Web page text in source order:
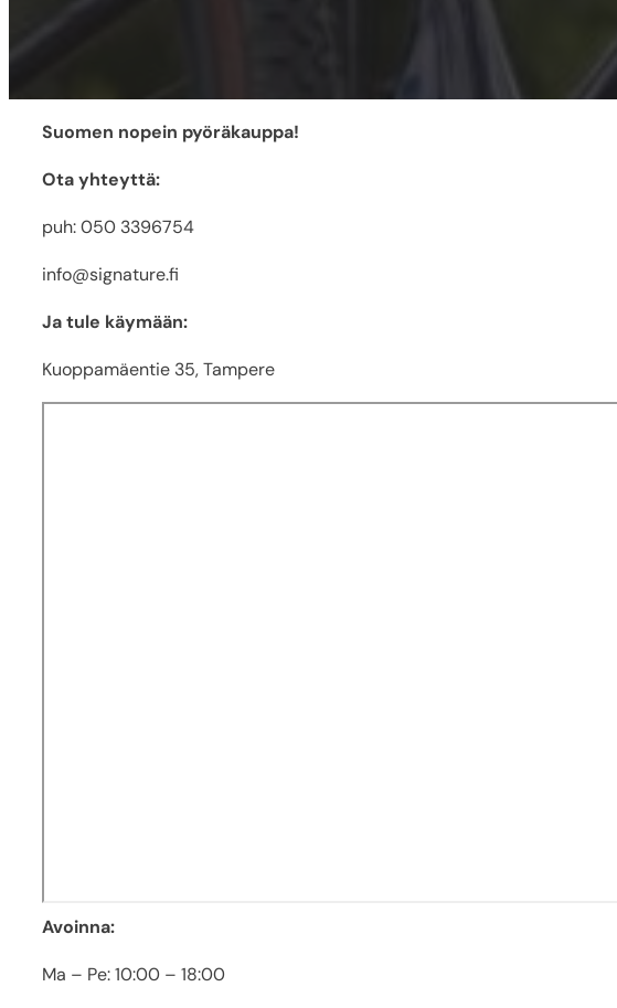
Suomen nopein pyöräkauppa!
Ota yhteyttä:
puh: 050 3396754
info@signature.fi
Ja tule käymään:
Kuoppamäentie 35, Tampere
Avoinna:
Ma – Pe: 10:00 – 18:00